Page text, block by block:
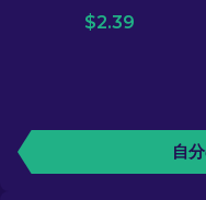
$2.39
自